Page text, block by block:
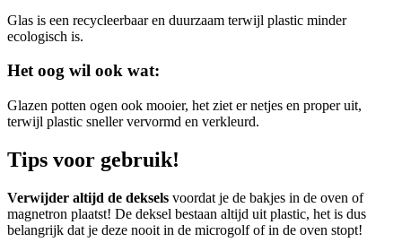
Glas is een recycleerbaar en duurzaam terwijl plastic minder
ecologisch is.
Het oog wil ook wat:
Glazen potten ogen ook mooier, het ziet er netjes en proper uit,
terwijl plastic sneller vervormd en verkleurd.
Tips voor gebruik!
Verwijder altijd de deksels voordat je de bakjes in de oven of
magnetron plaatst! De deksel bestaan altijd uit plastic, het is dus
belangrijk dat je deze nooit in de microgolf of in de oven stopt!